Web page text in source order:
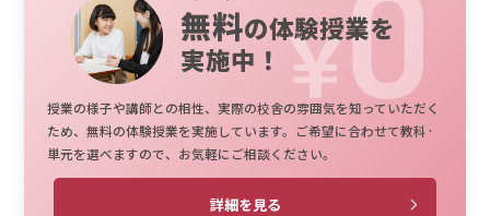
無料の体験授業を
実施中！
授業の様子や講師との相性、実際の校舎の雰囲気を知っていただく
ため、無料の体験授業を実施しています。ご希望に合わせて教科·
単元を選べますので、お気軽にご相談ください。
詳細を見る